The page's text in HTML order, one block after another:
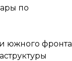
по
южного фронта